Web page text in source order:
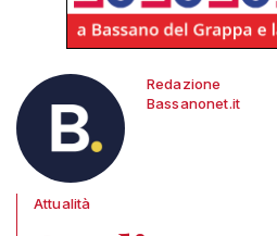
Redazione
Bassanonet.it
Attualità